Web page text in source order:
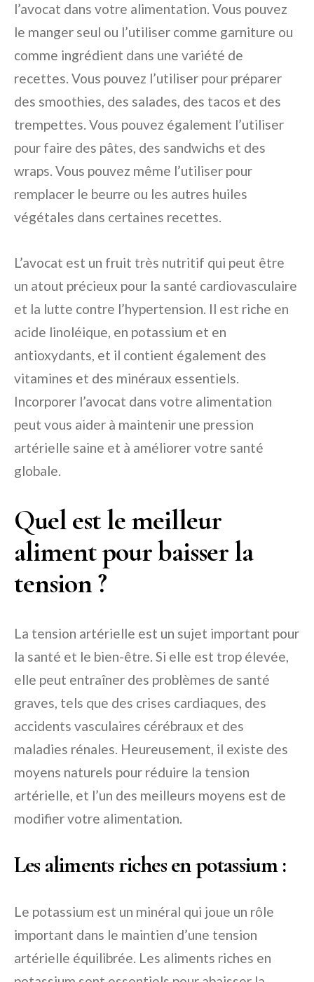
l’avocat dans votre alimentation. Vous pouvez
le manger seul ou l’utiliser comme garniture ou
comme ingrédient dans une variété de
recettes. Vous pouvez l’utiliser pour préparer
des smoothies, des salades, des tacos et des
trempettes. Vous pouvez également l’utiliser
pour faire des pâtes, des sandwichs et des
wraps. Vous pouvez même l’utiliser pour
remplacer le beurre ou les autres huiles
végétales dans certaines recettes.
L’avocat est un fruit très nutritif qui peut être
un atout précieux pour la santé cardiovasculaire
et la lutte contre l’hypertension. Il est riche en
acide linoléique, en potassium et en
antioxydants, et il contient également des
vitamines et des minéraux essentiels.
Incorporer l’avocat dans votre alimentation
peut vous aider à maintenir une pression
artérielle saine et à améliorer votre santé
globale.
Quel est le meilleur
aliment pour baisser la
tension ?
La tension artérielle est un sujet important pour
la santé et le bien-être. Si elle est trop élevée,
elle peut entraîner des problèmes de santé
graves, tels que des crises cardiaques, des
accidents vasculaires cérébraux et des
maladies rénales. Heureusement, il existe des
moyens naturels pour réduire la tension
artérielle, et l’un des meilleurs moyens est de
modifier votre alimentation.
Les aliments riches en potassium :
Le potassium est un minéral qui joue un rôle
important dans le maintien d’une tension
artérielle équilibrée. Les aliments riches en